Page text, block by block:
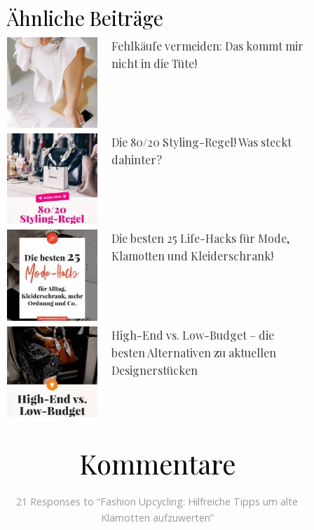
Ähnliche Beiträge
Fehlkäufe vermeiden: Das kommt mir
nicht in die Tüte!
Die 80/20 Styling-Regel! Was steckt
dahinter?
Die besten 25 Life-Hacks für Mode,
Klamotten und Kleiderschrank!
High-End vs. Low-Budget – die
besten Alternativen zu aktuellen
Designerstücken
Kommentare
21 Responses to “Fashion Upcycling: Hilfreiche Tipps um alte
Klamotten aufzuwerten”